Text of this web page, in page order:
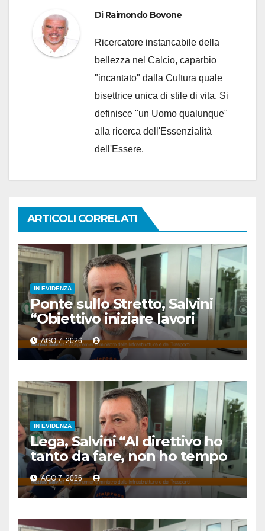
Di Raimondo Bovone
Ricercatore instancabile della
bellezza nel Calcio, caparbio
"incantato" dalla Cultura quale
bisettrice unica di stile di vita. Si
definisce "un Uomo qualunque"
alla ricerca dell'Essenzialità
dell'Essere.
ARTICOLI CORRELATI
IN EVIDENZA
Ponte sullo Stretto, Salvini
“Obiettivo iniziare lavori
entro fine legislatura”
AGO 7, 2026
IN EVIDENZA
Lega, Salvini “Al direttivo ho
tanto da fare, non ho tempo
per litigare”
AGO 7, 2026